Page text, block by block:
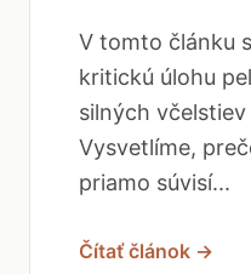
V tomto článku
kritickú úlohu
silných
Vysvetlíme,
priamo súvisí...
Čítať článok →